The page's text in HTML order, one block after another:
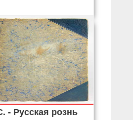
- Русская рознь